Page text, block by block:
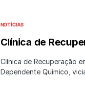
NOTÍCIAS
Clínica de
Clínica de Recuperação
Dependente Químico,